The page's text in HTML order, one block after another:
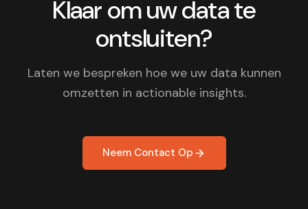
Klaar om uw data te
ontsluiten?
Laten we bespreken hoe we uw data kunnen
omzetten in actionable insights.
Neem Contact Op